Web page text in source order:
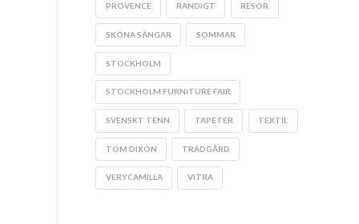
PROVENCE RANDIGT RESOR
SKÖNA SÄNGAR SOMMAR
STOCKHOLM
STOCKHOLM FURNITURE FAIR
SVENSKT TENN TAPETER TEXTIL
TOM DIXON TRÄDGÅRD
VERYCAMILLA VITRA